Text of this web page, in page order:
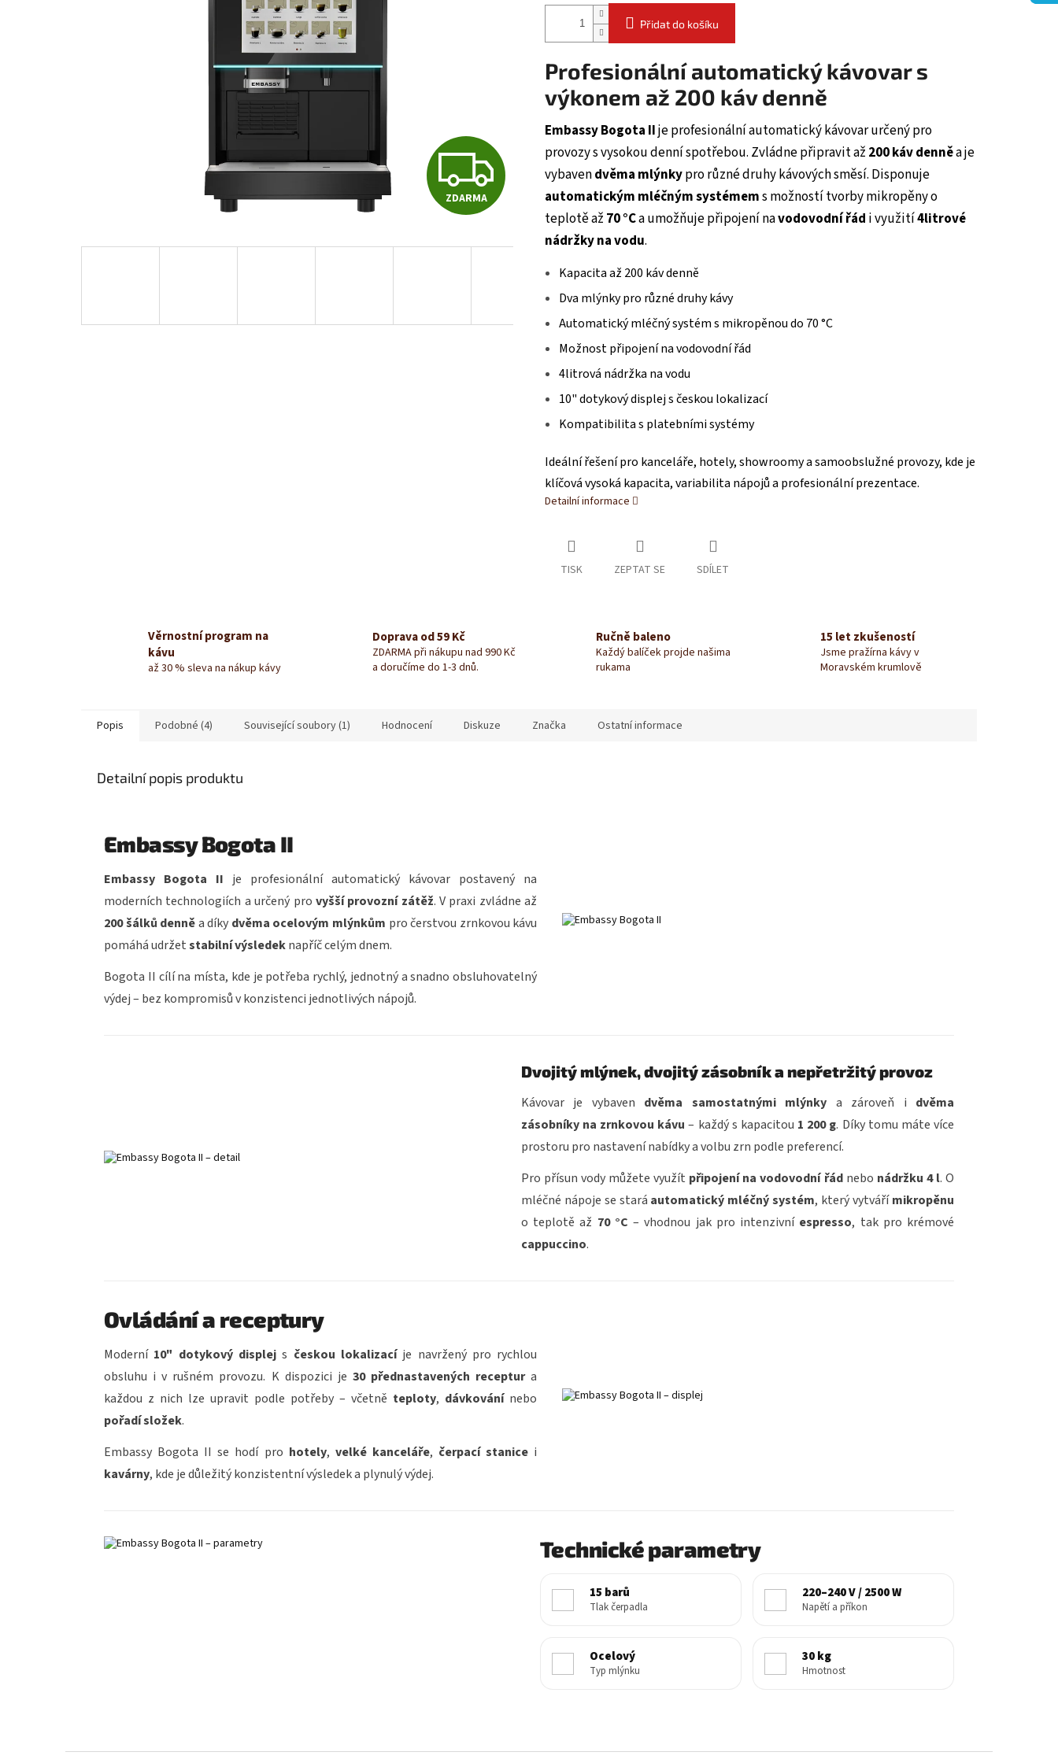
Z
D
R
ZDARMA
Přidat do košíku
Profesionální automatický kávovar s
výkonem až 200 káv denně
Embassy Bogota IIje profesionální automatický kávovar určený pro
provozy s vysokou denní spotřebou. Zvládne připravit až 200 káv denněa je
vybavendvěma mlýnkypro různé druhy kávových směsí. Disponuje
automatickým mléčným systémems možností tvorby mikropěny o
teplotě až 70 °Ca umožňuje připojení navodovodní řád i využití4litrové
nádržky na vodu.
Kapacita až 200 káv denně
Dva mlýnky pro různé druhy kávy
Automatický mléčný systém s mikropěnou do 70 °C
Možnost připojení na vodovodní řád
4litrová nádržka na vodu
10" dotykový displej s českou lokalizací
Kompatibilita s platebními systémy
Ideální řešení pro kanceláře, hotely, showroomy a samoobslužné provozy, kde je
klíčová vysoká kapacita, variabilita nápojů a profesionální prezentace.
Detailní informace
TISK ZEPTAT SE SDÍLET
Věrnostní program na
kávu
až 30 % sleva na nákup kávy
Doprava od 59 Kč
ZDARMA při nákupu nad 990 Kč
a doručíme do 1-3 dnů.
Ručně baleno
Každý balíček projde našima
rukama
15 let zkušeností
Jsme pražírna kávy v
Moravském krumlově
Popis Podobné (4) Související soubory (1) Hodnocení Diskuze Značka Ostatní informace
Detailní popis produktu
Embassy Bogota II
Embassy Bogota II je profesionální automatický kávovar postavený na
moderních technologiích a určený pro vyšší provozní zátěž. V praxi zvládne až
200 šálků denněa díky dvěma ocelovým mlýnkům pro čerstvou zrnkovou kávu
pomáhá udržetstabilní výsledeknapříč celým dnem.
Bogota II cílí na místa, kde je potřeba rychlý, jednotný a snadno obsluhovatelný
výdej – bez kompromisů v konzistenci jednotlivých nápojů.
Dvojitý mlýnek, dvojitý zásobník a nepřetržitý provoz
Kávovar je vybaven dvěma samostatnými mlýnky a zároveň i dvěma
zásobníky na zrnkovou kávu – každý s kapacitou 1 200 g. Díky tomu máte více
prostoru pro nastavení nabídky a volbu zrn podle preferencí.
Pro přísun vody můžete využít připojení na vodovodní řádnebo nádržku 4 l. O
mléčné nápoje se stará automatický mléčný systém, který vytvářímikropěnu
o teplotě až 70 °C – vhodnou jak pro intenzivní espresso, tak pro krémové
cappuccino.
Ovládání a receptury
Moderní 10" dotykový displejs českou lokalizacíje navržený pro rychlou
obsluhu i v rušném provozu. K dispozici je 30 přednastavených receptura
každou z nich lze upravit podle potřeby – včetně teploty, dávkovánínebo
pořadí složek.
Embassy Bogota II se hodí pro hotely, velké kanceláře, čerpací stanice i
kavárny, kde je důležitý konzistentní výsledek a plynulý výdej.
Technické parametry
15 barů
Tlak čerpadla
220–240 V / 2500 W
Napětí a příkon
Ocelový
Typ mlýnku
30 kg
Hmotnost